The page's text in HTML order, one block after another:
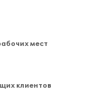
мест
клиентов